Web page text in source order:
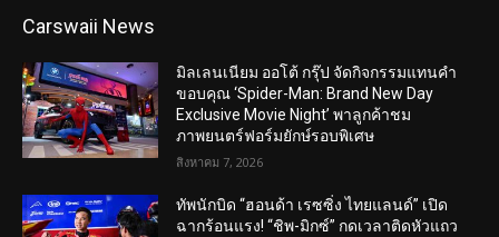
Carswaii News
มิลเลนเนียม ออโต้ กรุ๊ป จัดกิจกรรมแทนคำ
ขอบคุณ ‘Spider-Man: Brand New Day
Exclusive Movie Night’ พาลูกค้าชม
ภาพยนตร์ฟอร์มยักษ์รอบพิเศษ
สิงหาคม 7, 2026
ทัพนักบิด “ฮอนด้า เรซซิ่ง ไทยแลนด์” เปิด
ฉากร้อนแรง! “ชิพ-มิกซ์” กดเวลาติดหัวแถว